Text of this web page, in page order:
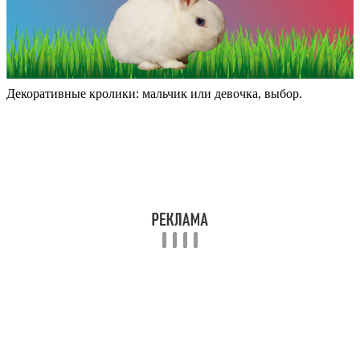
Декоративные кролики: мальчик или девочка, выбор.